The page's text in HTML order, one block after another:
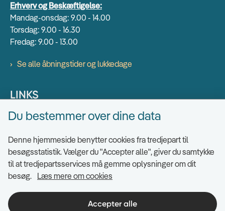
Erhverv og Beskæftigelse:
Mandag-onsdag: 9.00 - 14.00
Torsdag: 9.00 - 16.30
Fredag: 9.00 - 13.00
Se alle åbningstider og lukkedage
LINKS
Find EAN numre
Tilgængelighedserklæring
Cookies
Ris og ros til hjemmesiden
Du bestemmer over dine data
Denne hjemmeside benytter cookies fra tredjepart til
besøgsstatistik. Vælger du "Accepter alle", giver du samtykke
til at tredjepartsservices må gemme oplysninger om dit
besøg. Læs mere om cookies
Accepter alle